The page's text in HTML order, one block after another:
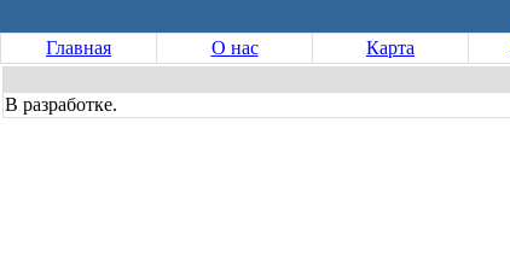
Главная О нас Карта
В разработке.